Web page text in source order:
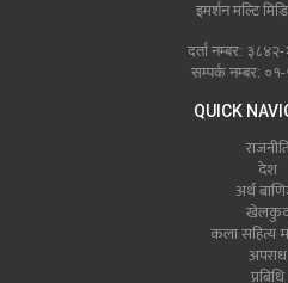
इमर्शन मल्टि
दर्ता नम्बर:
सम्पर्क नम्बर:
QUICK
देश
अर्थ
कला सहित्य
अपराध
प्रबिधि